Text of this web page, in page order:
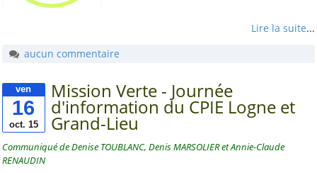
Lire la suite...
aucun commentaire
ven
16
oct. 15
Mission Verte - Journée
d'information du CPIE Logne et
Grand-Lieu
Communiqué de Denise TOUBLANC, Denis MARSOLIER et Annie-Claude
RENAUDIN